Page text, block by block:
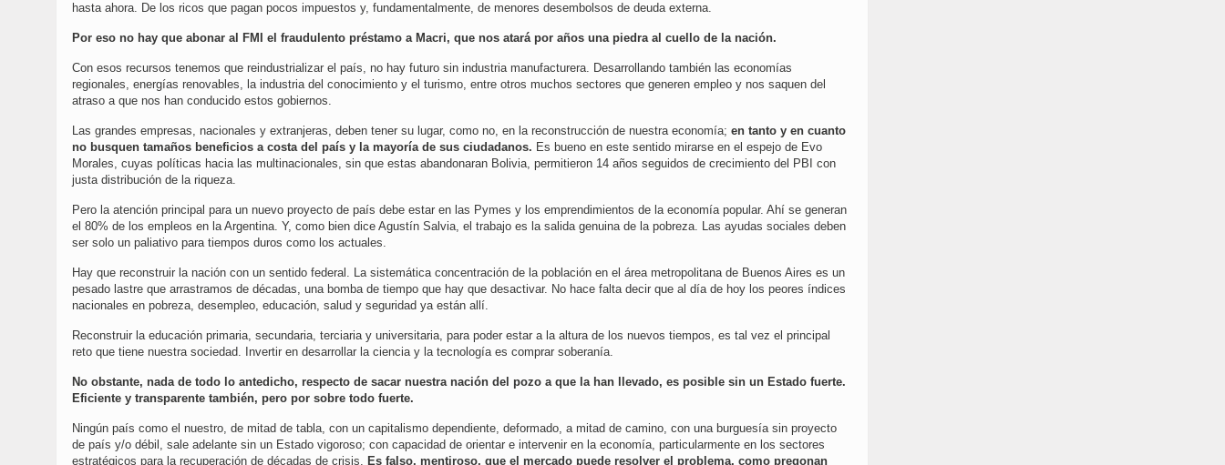
hasta ahora. De los ricos que pagan pocos impuestos y, fundamentalmente, de menores desembolsos de deuda externa.
Por eso no hay que abonar al FMI el fraudulento préstamo a Macri, que nos atará por años una piedra al cuello de la nación.
Con esos recursos tenemos que reindustrializar el país, no hay futuro sin industria manufacturera. Desarrollando también las economías
regionales, energías renovables, la industria del conocimiento y el turismo, entre otros muchos sectores que generen empleo y nos saquen del
atraso a que nos han conducido estos gobiernos.
Las grandes empresas, nacionales y extranjeras, deben tener su lugar, como no, en la reconstrucción de nuestra economía; en tanto y en cuanto
no busquen tamaños beneficios a costa del país y la mayoría de sus ciudadanos. Es bueno en este sentido mirarse en el espejo de Evo
Morales, cuyas políticas hacia las multinacionales, sin que estas abandonaran Bolivia, permitieron 14 años seguidos de crecimiento del PBI con
justa distribución de la riqueza.
Pero la atención principal para un nuevo proyecto de país debe estar en las Pymes y los emprendimientos de la economía popular. Ahí se generan
el 80% de los empleos en la Argentina. Y, como bien dice Agustín Salvia, el trabajo es la salida genuina de la pobreza. Las ayudas sociales deben
ser solo un paliativo para tiempos duros como los actuales.
Hay que reconstruir la nación con un sentido federal. La sistemática concentración de la población en el área metropolitana de Buenos Aires es un
pesado lastre que arrastramos de décadas, una bomba de tiempo que hay que desactivar. No hace falta decir que al día de hoy los peores índices
nacionales en pobreza, desempleo, educación, salud y seguridad ya están allí.
Reconstruir la educación primaria, secundaria, terciaria y universitaria, para poder estar a la altura de los nuevos tiempos, es tal vez el principal
reto que tiene nuestra sociedad. Invertir en desarrollar la ciencia y la tecnología es comprar soberanía.
No obstante, nada de todo lo antedicho, respecto de sacar nuestra nación del pozo a que la han llevado, es posible sin un Estado fuerte.
Eficiente y transparente también, pero por sobre todo fuerte.
Ningún país como el nuestro, de mitad de tabla, con un capitalismo dependiente, deformado, a mitad de camino, con una burguesía sin proyecto
de país y/o débil, sale adelante sin un Estado vigoroso; con capacidad de orientar e intervenir en la economía, particularmente en los sectores
estratégicos para la recuperación de décadas de crisis. Es falso, mentiroso, que el mercado puede resolver el problema, como pregonan